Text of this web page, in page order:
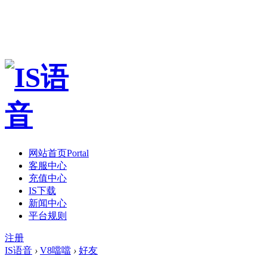
网站首页Portal
客服中心
充值中心
IS下载
新闻中心
平台规则
注册
IS语音 › V8噹噹 › 好友